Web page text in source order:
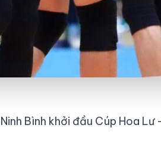
Bình khởi đầu Cúp Hoa